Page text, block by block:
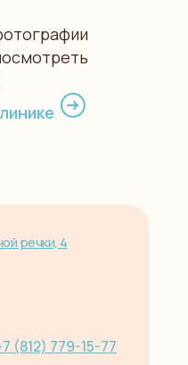
речки, 4
(812) 779-15-77